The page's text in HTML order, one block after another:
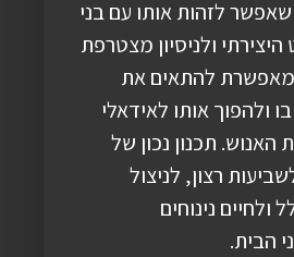
לזהות אותו עם בני
ולניסיון מצטרפת
להתאים את
ולהפוך אותו לאידאלי
תכנון נכון של
רצון, לניצול
נינוחים
הבית.